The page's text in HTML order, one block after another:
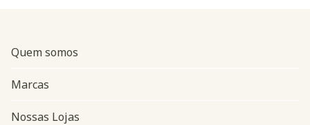
Quem somos
Marcas
Nossas Lojas